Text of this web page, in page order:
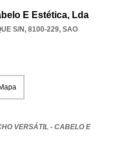
E Estética, Lda
S/N, 8100-229, SAO
VERSÁTIL - CABELO E